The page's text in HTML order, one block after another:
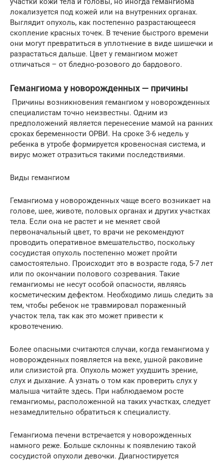
локализуется под кожей или на внутренних органах.
Выглядит опухоль, как постепенно разрастающееся
скопление красных точек. В течение быстрого времени
они могут превратиться в уплотнение в виде шишечки и
разрастаться дальше. Цвет у гемангиом может
отличаться – от бледно-розового до бардового.
Гемангиома у новорожденных — причины
Причины возникновения гемангиом у новорожденных
специалистам точно неизвестны. Одним из
предположений является перенесение мамой на ранних
сроках беременности ОРВИ. На сроке 3-6 недель у
ребенка в утробе формируется кровеносная система, и
вирус может отразиться такими последствиями.
Виды гемангиом
Гемангиома у новорожденных чаще всего возникает на
голове, шее, животе, половых органах и других участках
тела. Если она не растет и не меняет свой
первоначальный цвет, то врачи не рекомендуют
проводить оперативное вмешательство, поскольку
сосудистая опухоль постепенно может пройти
самостоятельно. Происходит это в возрасте года, 5-7 лет
или по окончании полового созревания. Такие
гемангиомы не несут особой опасности, являясь
косметическим дефектом. Необходимо лишь следить за
тем, чтобы ребенок не травмировал пораженный
участок тела, так как это может привести к
кровотечению.
Более опасными считаются случаи, когда гемангиома у
новорожденных появляется на веке, ушной раковине
или слизистой рта. Опухоль может ухудшить зрение,
слух и дыхание. А узнать о том как проверить слух у
малыша читайте здесь. При наблюдаемом росте
гемангиомы, расположенной на таких участках, следует
незамедлительно обратиться к специалисту.
Гемангиома печени встречается у новорожденных
намного реже. Больше склонны к появлению такой
сосудистой опухоли девочки. Диагностируется